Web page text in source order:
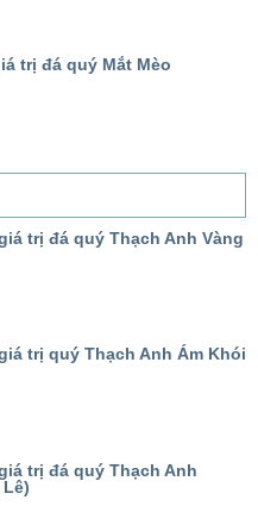
trị đá quý Mắt Mèo
trị đá quý Thạch Anh Vàng
trị quý Thạch Anh Ám Khói
trị đá quý Thạch Anh